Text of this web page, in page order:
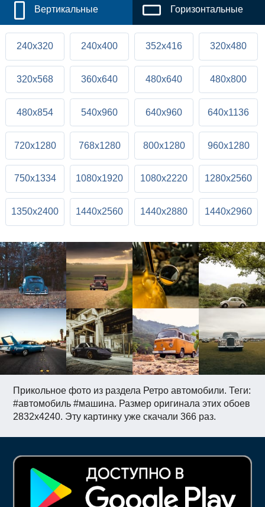
Прикольное фото из раздела Ретро автомобили. Теги:
#автомобиль #машина. Размер оригинала этих обоев
2832x4240. Эту картинку уже скачали 366 раз.
Вертикальные Горизонтальные
240x320 240x400 352x416 320x480
320x568 360x640 480x640 480x800
480x854 540x960 640x960 640x1136
720x1280 768x1280 800x1280 960x1280
750x1334 1080x1920 1080x2220 1280x2560
1350x2400 1440x2560 1440x2880 1440x2960